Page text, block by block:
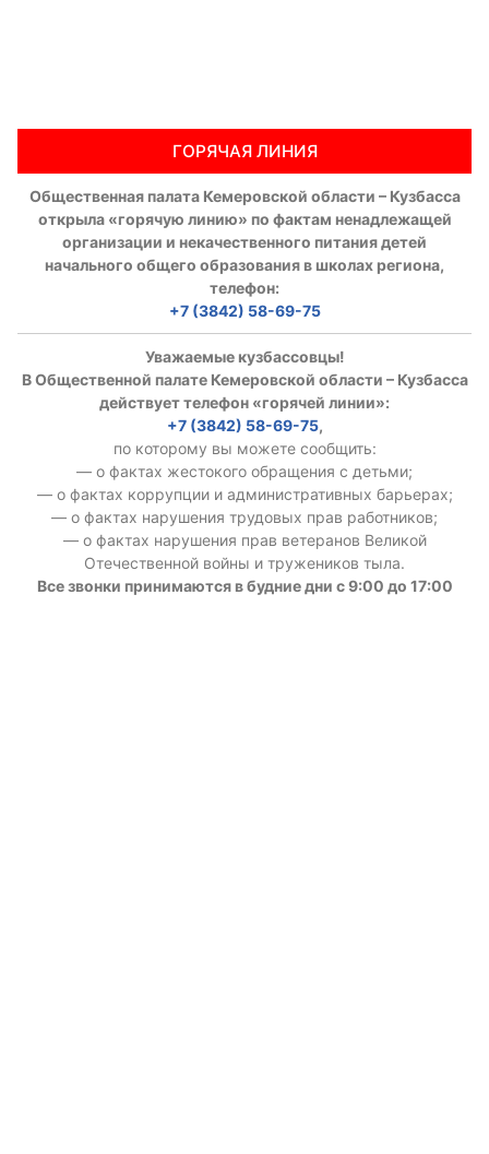
ГОРЯЧАЯ ЛИНИЯ
Общественная палата Кемеровской области – Кузбасса
открыла «горячую линию» по фактам ненадлежащей
организации и некачественного питания детей
начального общего образования в школах региона,
телефон:
+7 (3842) 58-69-75
Уважаемые кузбассовцы!
В Общественной палате Кемеровской области – Кузбасса
действует телефон «горячей линии»:
+7 (3842) 58-69-75,
по которому вы можете сообщить:
— о фактах жестокого обращения с детьми;
— о фактах коррупции и административных барьерах;
— о фактах нарушения трудовых прав работников;
— о фактах нарушения прав ветеранов Великой
Отечественной войны и тружеников тыла.
Все звонки принимаются в будние дни с 9:00 до 17:00